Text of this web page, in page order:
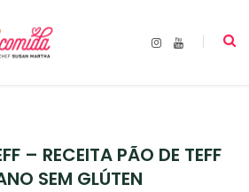
I
Y
– RECEITA PÃO DE TEFF
SEM GLÚTEN